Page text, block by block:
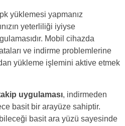
yüklemesi yapmanız
yeterliliği iyiyse
Mobil cihazda
ve indirme problemlerine
yükleme işlemini aktive etmek
uygulaması, indirmeden
basit bir arayüze sahiptir.
basit ara yüzü sayesinde